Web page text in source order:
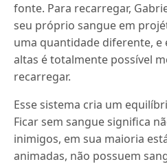
fonte. Para recarregar,
seu próprio sangue em
uma quantidade diferente, e
altas é totalmente possível
recarregar.
Esse sistema cria um
Ficar sem sangue significa
inimigos, em sua maioria
animadas, não possuem